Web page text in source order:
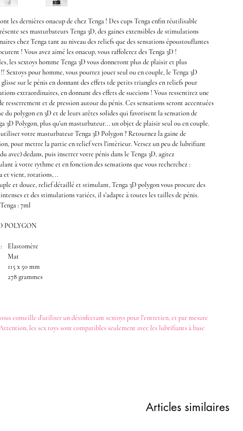
les dernières onacupde chezTenga ! Des cups Tengaenfin réutilisable
ses masturbateurs Tenga 3D, des gaines extensibles de stimulations
chezTengatant au niveau des reliefs que des sensations époustouflantes
! Vous avez aimé les onacup, vous raffolerez des Tenga 3D !
les sextoys homme Tenga 3D vous donneront plus de plaisir et plus
Sextoys pourhomme, vous pourrez jouer seul ou en couple, le Tenga 3D
glisse sur le pénis en donnant des effets tde petits triangles en reliefs pour
extraordinaires, en donnant des effets de succions ! Vous ressentirez une
resserrement et de pression autour du pénis. Ces sensations seront accentuées
dupolygonen3D et de leurs arêtes solides qui favorisent la sensation de
3D Polygon, plus qu'unmasturbateur... un objet de plaisir seul ou en couple.
votre masturbateurTenga 3D Polygon? Retournez la gaine de
pour mettre la partie en relief vers l'intèrieur. Versez un peu de lubrifiant
avec) dedans, puis inserrer votre pénis dans le Tenga 3D,agitez
à votre rythme et en fonction des sensations que vous recherchez :
et vient, rotations, ..
et douce, relief détaillé et stimulant,Tenga 3D polygonvous procure des
et des stimulations variées, il s'adapte à toutes les tailles de pénis.
: 7ml
POLYGON
: Elastomère
Mat
115 x 50 mm
278 grammes
conseille d'utiliser undésinfectant sextoys pour l'entretien, et par mesure
les sex toys sont compatibles seulement avec les lubrifiants à base
Articles similaires